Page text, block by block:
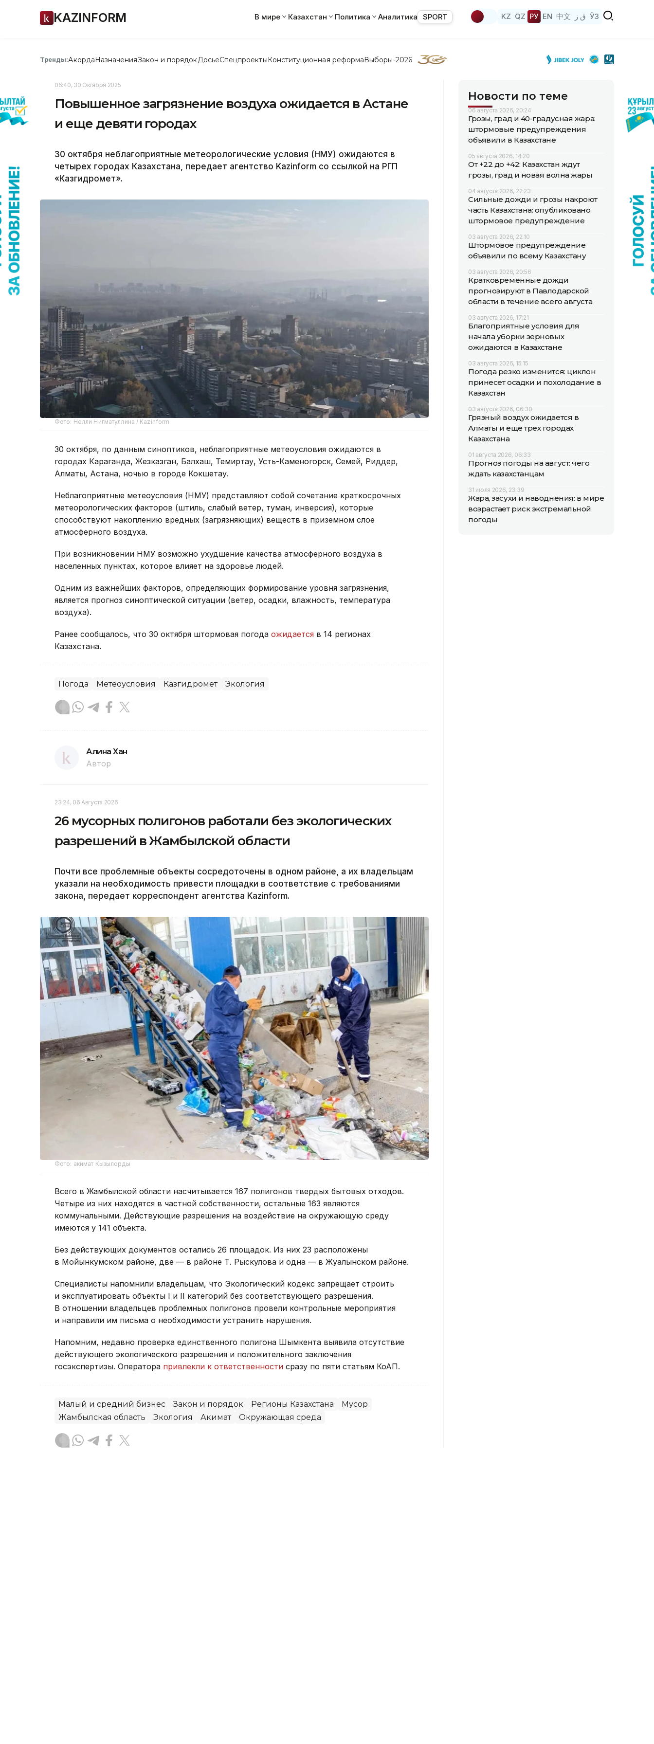
KAZINFORM В мире Казахстан Политика Аналитика SPORT KZ QZ РУ EN 中文 ق ز ЎЗ
Тренды:АкордаНазначенияЗакон и порядок ДосьеСпецпроектыКонституционная реформаВыборы-2026
06:40, 30 Октября 2025
Повышенное загрязнение воздуха ожидается в Астане
и еще девяти городах
30 октября неблагоприятные метеорологические условия (НМУ) ожидаются в
четырех городах Казахстана, передает агентство Kazinform со ссылкой на РГП
«Казгидромет».
Фото: Нелли Нигматуллина / Kazinform
30 октября, по данным синоптиков, неблагоприятные метеоусловия ожидаются в
городах Караганда, Жезказган, Балхаш, Темиртау, Усть-Каменогорск, Семей, Риддер,
Алматы, Астана, ночью в городе Кокшетау.
Неблагоприятные метеоусловия (НМУ) представляют собой сочетание краткосрочных
метеорологических факторов (штиль, слабый ветер, туман, инверсия), которые
способствуют накоплению вредных (загрязняющих) веществ в приземном слое
атмосферного воздуха.
При возникновении НМУ возможно ухудшение качества атмосферного воздуха в
населенных пунктах, которое влияет на здоровье людей.
Одним из важнейших факторов, определяющих формирование уровня загрязнения,
является прогноз синоптической ситуации (ветер, осадки, влажность, температура
воздуха).
Ранее сообщалось, что 30 октября штормовая погода ожидается в 14 регионах
Казахстана.
Погода Метеоусловия Казгидромет Экология
Алина Хан
Автор
23:24, 06 Августа 2026
26 мусорных полигонов работали без экологических
разрешений в Жамбылской области
Почти все проблемные объекты сосредоточены в одном районе, а их владельцам
указали на необходимость привести площадки в соответствие с требованиями
закона, передает корреспондент агентства Kazinform.
Фото: акимат Кызылорды
Всего в Жамбылской области насчитывается 167 полигонов твердых бытовых отходов.
Четыре из них находятся в частной собственности, остальные 163 являются
коммунальными. Действующие разрешения на воздействие на окружающую среду
имеются у 141 объекта.
Без действующих документов остались 26 площадок. Из них 23 расположены
в Мойынкумском районе, две — в районе Т. Рыскулова и одна — в Жуалынском районе.
Специалисты напомнили владельцам, что Экологический кодекс запрещает строить
и эксплуатировать объекты I и II категорий без соответствующего разрешения.
В отношении владельцев проблемных полигонов провели контрольные мероприятия
и направили им письма о необходимости устранить нарушения.
Напомним, недавно проверка единственного полигона Шымкента выявила отсутствие
действующего экологического разрешения и положительного заключения
госэкспертизы. Оператора привлекли к ответственности сразу по пяти статьям КоАП.
Малый и средний бизнес Закон и порядок Регионы Казахстана
Мусор
Жамбылская область
Экология Акимат Окружающая среда
Новости по теме
06 августа 2026, 20:24
Грозы, град и 40-градусная жара:
штормовые предупреждения
объявили в Казахстане
05 августа 2026, 14:20
От +22 до +42: Казахстан ждут
грозы, град и новая волна жары
04 августа 2026, 22:23
Сильные дожди и грозы накроют
часть Казахстана: опубликовано
штормовое предупреждение
03 августа 2026, 22:10
Штормовое предупреждение
объявили по всему Казахстану
03 августа 2026, 20:56
Кратковременные дожди
прогнозируют в Павлодарской
области в течение всего августа
03 августа 2026, 17:21
Благоприятные условия для
начала уборки зерновых
ожидаются в Казахстане
03 августа 2026, 15:15
Погода резко изменится: циклон
принесет осадки и похолодание в
Казахстан
03 августа 2026, 06:30
Грязный воздух ожидается в
Алматы и еще трех городах
Казахстана
01 августа 2026, 06:33
Прогноз погоды на август: чего
ждать казахстанцам
31 июля 2026, 23:39
Жара, засухи и наводнения: в мире
возрастает риск экстремальной
погоды